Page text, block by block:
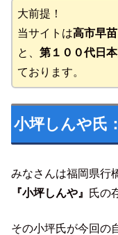
大前提！
当サイトは高市早
と、 第１００代日
ております。
小坪しんや氏
みなさんは福岡県行
『小坪しんや』 氏の
その小坪氏が今回の